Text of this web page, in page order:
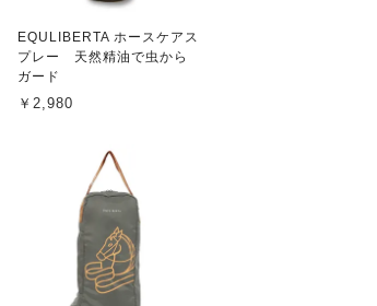
EQULIBERTA ホースケアス
プレー 天然精油で虫から
ガード
￥2,980